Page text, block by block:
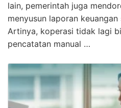
lain, pemerintah juga
menyusun laporan
Artinya, koperasi tidak lagi
pencatatan manual …